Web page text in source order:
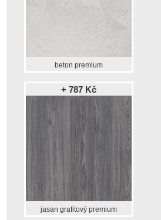
beton premium
+ 787 Kč
jasan grafitový premium